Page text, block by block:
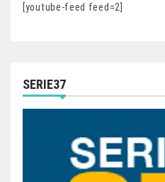
[youtube-feed feed=2]
SERIE37